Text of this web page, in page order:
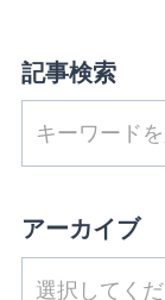
記事検索
アーカイブ